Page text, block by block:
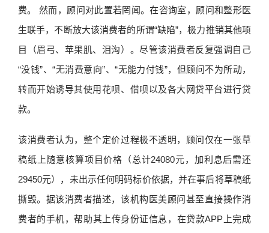
费。 然而，顾问对此置若罔闻。在咨询室，顾问和整形医
生联手，不断放大该消费者的所谓“缺陷”，极力推销其他项
目（眉弓、苹果肌、泪沟）。尽管该消费者反复强调自己
“没钱”、“无消费意向”、“无能力付钱”，但顾问不为所动，
转而开始诱导其使用花呗、借呗以及各大网贷平台进行贷
款。
该消费者认为，整个定价过程极不透明，顾问仅在一张草
稿纸上随意核算项目价格（总计24080元，加利息后需还
29450元），未出示任何明码标价依据，并在事后将草稿纸
撕毁。据该消费者描述，该机构医美顾问甚至直接操作消
费者的手机，帮助其上传身份证信息，在贷款APP上完成